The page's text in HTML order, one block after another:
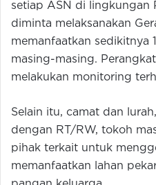
setiap ASN di lingkungan
diminta melaksanakan
memanfaatkan sedikitnya
masing-masing.
melakukan monitoring
Selain itu, camat dan
dengan RT/RW, tokoh
pihak terkait untuk
memanfaatkan lahan